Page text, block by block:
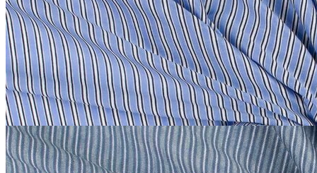
В наличии 20 м
хлопок 100%
140 смвасильковый
1 800₽
за м
Купить
Etro
Трикотаж сток Etro